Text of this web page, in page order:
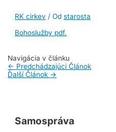
Samospráva
RK cirkev / Od starosta
Bohoslužby pdf.
Navigácia v článku
← Predchádzajúci Článok
Ďalší Článok →